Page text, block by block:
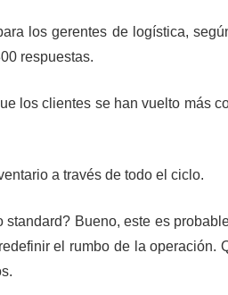
los gerentes de logística,
respuestas.
los clientes se han vuelto más
a través de todo el ciclo.
Bueno, este es
el rumbo de la operación.